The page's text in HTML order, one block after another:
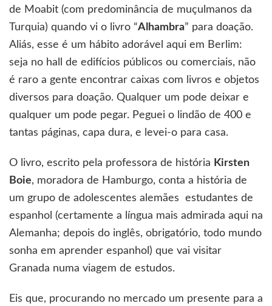
de Moabit (com predominância de muçulmanos da
Turquia) quando vi o livro “Alhambra” para doação.
Aliás, esse é um hábito adorável aqui em Berlim:
seja no hall de edifícios públicos ou comerciais, não
é raro a gente encontrar caixas com livros e objetos
diversos para doação. Qualquer um pode deixar e
qualquer um pode pegar. Peguei o lindão de 400 e
tantas páginas, capa dura, e levei-o para casa.
O livro, escrito pela professora de história Kirsten
Boie, moradora de Hamburgo, conta a história de
um grupo de adolescentes alemães estudantes de
espanhol (certamente a língua mais admirada aqui na
Alemanha; depois do inglês, obrigatório, todo mundo
sonha em aprender espanhol) que vai visitar
Granada numa viagem de estudos.
Eis que, procurando no mercado um presente para a